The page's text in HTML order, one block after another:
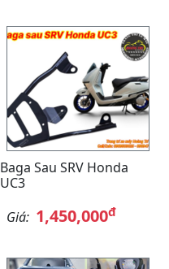
Baga Sau SRV Honda
UC3
Giá: 1,450,000đ